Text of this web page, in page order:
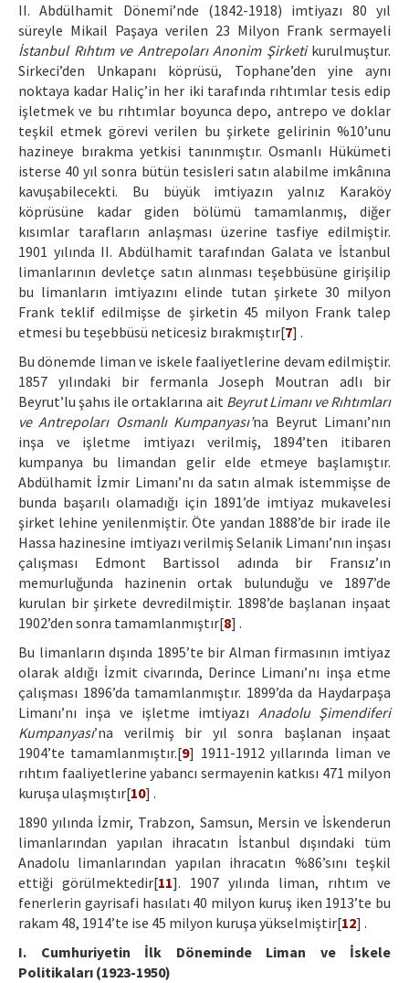
II. Abdülhamit Dönemi’nde (1842-1918) imtiyazı 80 yıl
süreyle Mikail Paşaya verilen 23 Milyon Frank sermayeli
İstanbul Rıhtım ve Antrepoları Anonim Şirketikurulmuştur.
Sirkeci’den Unkapanı köprüsü, Tophane’den yine aynı
noktaya kadar Haliç’in her iki tarafında rıhtımlar tesis edip
işletmek ve bu rıhtımlar boyunca depo, antrepo ve doklar
teşkil etmek görevi verilen bu şirkete gelirinin %10’unu
hazineye bırakma yetkisi tanınmıştır. Osmanlı Hükümeti
isterse 40 yıl sonra bütün tesisleri satın alabilme imkânına
kavuşabilecekti. Bu büyük imtiyazın yalnız Karaköy
köprüsüne kadar giden bölümü tamamlanmış, diğer
kısımlar tarafların anlaşması üzerine tasfiye edilmiştir.
1901 yılında II. Abdülhamit tarafından Galata ve İstanbul
limanlarının devletçe satın alınması teşebbüsüne girişilip
bu limanların imtiyazını elinde tutan şirkete 30 milyon
Frank teklif edilmişse de şirketin 45 milyon Frank talep
etmesi bu teşebbüsü neticesiz bırakmıştır[7] .
Bu dönemde liman ve iskele faaliyetlerine devam edilmiştir.
1857 yılındaki bir fermanla Joseph Moutran adlı bir
Beyrut’lu şahıs ile ortaklarına ait Beyrut Limanı ve Rıhtımları
ve Antrepoları Osmanlı Kumpanyası’na Beyrut Limanı’nın
inşa ve işletme imtiyazı verilmiş, 1894’ten itibaren
kumpanya bu limandan gelir elde etmeye başlamıştır.
Abdülhamit İzmir Limanı’nı da satın almak istemmişse de
bunda başarılı olamadığı için 1891’de imtiyaz mukavelesi
şirket lehine yenilenmiştir. Öte yandan 1888’de bir irade ile
Hassa hazinesine imtiyazı verilmiş Selanik Limanı’nın inşası
çalışması Edmont Bartissol adında bir Fransız’ın
memurluğunda hazinenin ortak bulunduğu ve 1897’de
kurulan bir şirkete devredilmiştir. 1898’de başlanan inşaat
1902’den sonra tamamlanmıştır[8] .
Bu limanların dışında 1895’te bir Alman firmasının imtiyaz
olarak aldığı İzmit civarında, Derince Limanı’nı inşa etme
çalışması 1896’da tamamlanmıştır. 1899’da da Haydarpaşa
Limanı’nı inşa ve işletme imtiyazı Anadolu Şimendiferi
Kumpanyası’na verilmiş bir yıl sonra başlanan inşaat
1904’te tamamlanmıştır.[9] 1911-1912 yıllarında liman ve
rıhtım faaliyetlerine yabancı sermayenin katkısı 471 milyon
kuruşa ulaşmıştır[10] .
1890 yılında İzmir, Trabzon, Samsun, Mersin ve İskenderun
limanlarından yapılan ihracatın İstanbul dışındaki tüm
Anadolu limanlarından yapılan ihracatın %86’sını teşkil
ettiği görülmektedir[11]. 1907 yılında liman, rıhtım ve
fenerlerin gayrisafi hasılatı 40 milyon kuruş iken 1913’te bu
rakam 48, 1914’te ise 45 milyon kuruşa yükselmiştir[12] .
I. Cumhuriyetin İlk Döneminde Liman ve İskele
Politikaları (1923-1950)